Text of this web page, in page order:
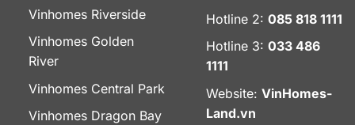
Vinhomes Riverside
Vinhomes Golden
River
Vinhomes Central Park
Vinhomes Dragon Bay
Hotline 2: 085 818 1111
Hotline 3: 033 486
1111
Website: VinHomes-
Land.vn